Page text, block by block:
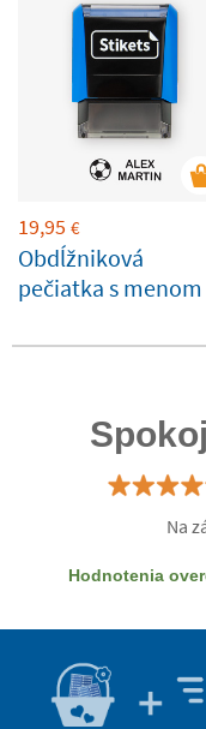
19,95 €
Obdĺžniková
pečiatka s menom
Na
Hodnotenia